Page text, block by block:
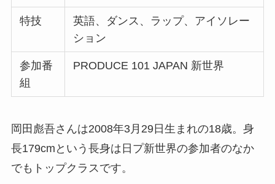
特技
英語、ダンス、ラップ、アイソレー
ション
参加番
組
PRODUCE 101 JAPAN 新世界
岡田彪吾さんは2008年3月29日生まれの18歳。身
長179cmという長身は日プ新世界の参加者のなか
でもトップクラスです。